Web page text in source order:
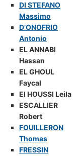
DI STEFANO
Massimo
D’ONOFRIO
Antonio
EL ANNABI
Hassan
EL GHOUL
Faycal
El HOUSSI Leila
ESCALLIER
Robert
FOUILLERON
Thomas
FRESSIN